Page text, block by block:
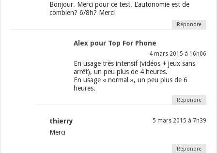
Bonjour. Merci pour ce test. L’autonomie est de
combien? 6/8h? Merci
Répondre
Alex pour Top For Phone
4 mars 2015 à 16h06
En usage très intensif (vidéos + jeux sans
arrêt), un peu plus de 4 heures.
En usage « normal », un peu plus de 6
heures.
Répondre
thierry 5 mars 2015 à 7h39
Merci
Répondre